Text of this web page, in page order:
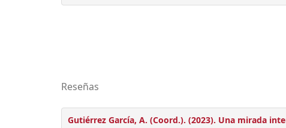
Reseñas
Gutiérrez García, A. (Coord.). (2023). Una mirada